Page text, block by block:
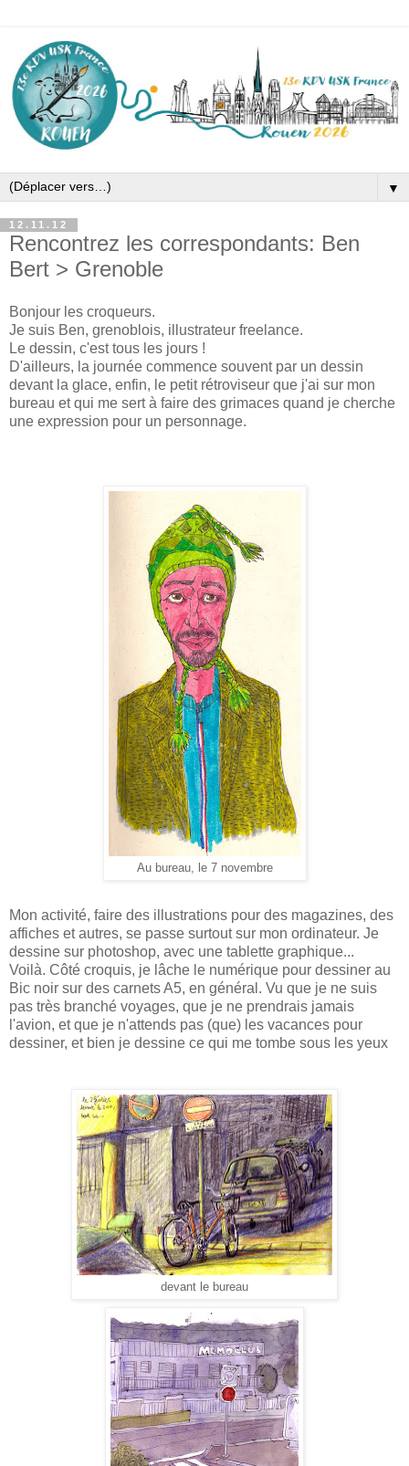
▼
12.11.12
Rencontrez les correspondants: Ben
Bert > Grenoble
Bonjour les croqueurs.
Je suis Ben, grenoblois, illustrateur freelance.
Le dessin, c'est tous les jours !
D'ailleurs, la journée commence souvent par un dessin
devant la glace, enfin, le petit rétroviseur que j'ai sur mon
bureau et qui me sert à faire des grimaces quand je cherche
une expression pour un personnage.
Au bureau, le 7 novembre
Mon activité, faire des illustrations pour des magazines, des
affiches et autres, se passe surtout sur mon ordinateur. Je
dessine sur photoshop, avec une tablette graphique...
Voilà. Côté croquis, je lâche le numérique pour dessiner au
Bic noir sur des carnets A5, en général. Vu que je ne suis
pas très branché voyages, que je ne prendrais jamais
l'avion, et que je n'attends pas (que) les vacances pour
dessiner, et bien je dessine ce qui me tombe sous les yeux
devant le bureau